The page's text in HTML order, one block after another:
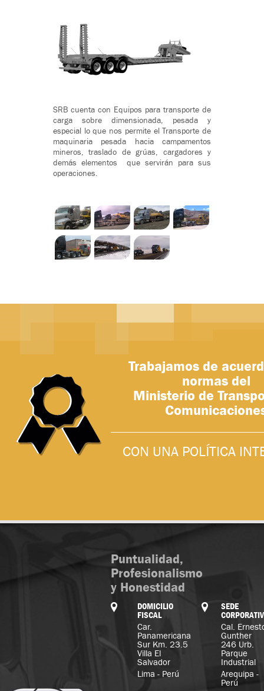
SRB cuenta con Equipos para transporte de
carga sobre dimensionada, pesada y
especial lo que nos permite el Transporte de
maquinaria pesada hacia campamentos
mineros, traslado de grúas, cargadores y
demás elementos que servirán para sus
operaciones.
Trabajamos de
normas del
Ministerio de
CON UNA POLÍTICA
Puntualidad,
Profesionalismo
y Honestidad
DOMICILIO
FISCAL
Car.
Panamericana
Sur Km. 23.5
Villa El
Salvador
Lima - Perú
SEDE
Cal.
Gunther
246 Urb.
Parque
Industrial
Arequipa -
Perú